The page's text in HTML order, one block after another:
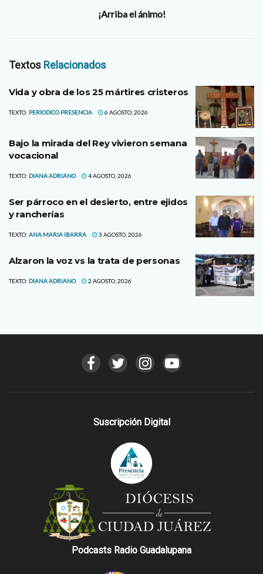
¡Arriba el ánimo!
Textos Relacionados
Vida y obra de los 25 mártires cristeros
TEXTO: PERIODICO PRESENCIA 6 AGOSTO, 2026
Bajo la mirada del Rey vivieron semana
vocacional
TEXTO: DIANA ADRIANO 4 AGOSTO, 2026
Ser párroco en el desierto, entre ejidos
y rancherías
TEXTO: ANA MARIA IBARRA 3 AGOSTO, 2026
Alzaron la voz vs la trata de personas
TEXTO: DIANA ADRIANO 2 AGOSTO, 2026
Suscripción Digital
Podcasts Radio Guadalupana